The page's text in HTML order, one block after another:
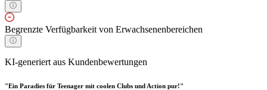
Begrenzte Verfügbarkeit von Erwachsenenbereichen
KI-generiert aus Kundenbewertungen
"Ein Paradies für Teenager mit coolen Clubs und Action pur!"